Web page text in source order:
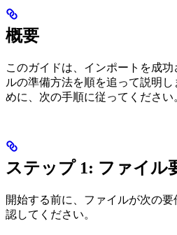
概要
このガイドは、インポートを成
ルの準備方法を順を追って説明
めに、次の手順に従ってください
ステップ 1: ファイル
開始する前に、ファイルが次の
認してください。